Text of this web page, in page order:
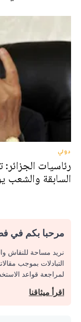
دولي
رئاسيات الجزائر:
السابقة والشعب
مرحبا بكم في
نريد مساحة للنقاش
التبادلات بموجب
لمراجعة قواعد
اقرأ ميثاقنا